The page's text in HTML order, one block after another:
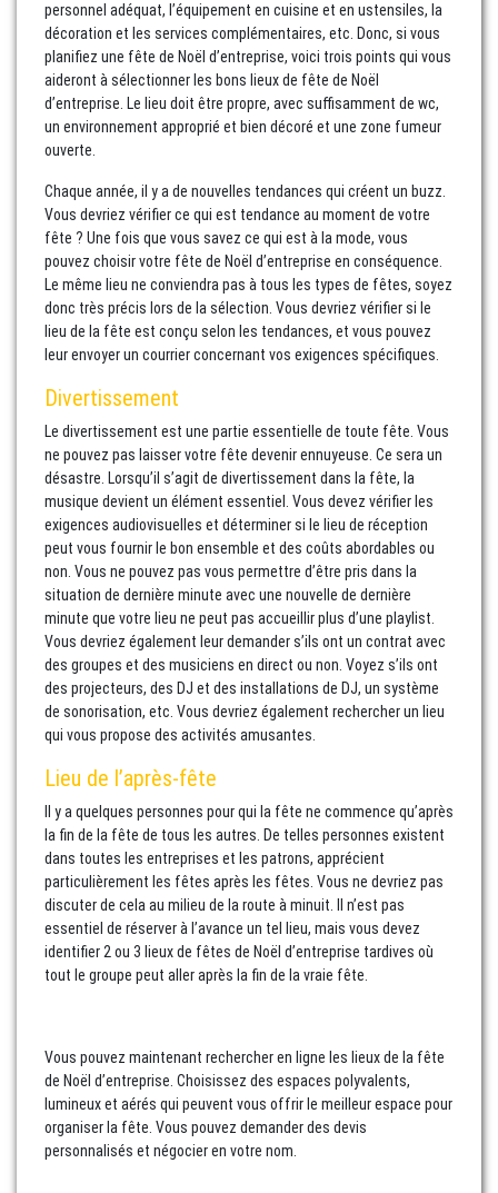
personnel adéquat, l’équipement en cuisine et en ustensiles, la
décoration et les services complémentaires, etc. Donc, si vous
planifiez une fête de Noël d’entreprise, voici trois points qui vous
aideront à sélectionner les bons lieux de fête de Noël
d’entreprise. Le lieu doit être propre, avec suffisamment de wc,
un environnement approprié et bien décoré et une zone fumeur
ouverte.
Chaque année, il y a de nouvelles tendances qui créent un buzz.
Vous devriez vérifier ce qui est tendance au moment de votre
fête ? Une fois que vous savez ce qui est à la mode, vous
pouvez choisir votre fête de Noël d’entreprise en conséquence.
Le même lieu ne conviendra pas à tous les types de fêtes, soyez
donc très précis lors de la sélection. Vous devriez vérifier si le
lieu de la fête est conçu selon les tendances, et vous pouvez
leur envoyer un courrier concernant vos exigences spécifiques.
Divertissement
Le divertissement est une partie essentielle de toute fête. Vous
ne pouvez pas laisser votre fête devenir ennuyeuse. Ce sera un
désastre. Lorsqu’il s’agit de divertissement dans la fête, la
musique devient un élément essentiel. Vous devez vérifier les
exigences audiovisuelles et déterminer si le lieu de réception
peut vous fournir le bon ensemble et des coûts abordables ou
non. Vous ne pouvez pas vous permettre d’être pris dans la
situation de dernière minute avec une nouvelle de dernière
minute que votre lieu ne peut pas accueillir plus d’une playlist.
Vous devriez également leur demander s’ils ont un contrat avec
des groupes et des musiciens en direct ou non. Voyez s’ils ont
des projecteurs, des DJ et des installations de DJ, un système
de sonorisation, etc. Vous devriez également rechercher un lieu
qui vous propose des activités amusantes.
Lieu de l’après-fête
Il y a quelques personnes pour qui la fête ne commence qu’après
la fin de la fête de tous les autres. De telles personnes existent
dans toutes les entreprises et les patrons, apprécient
particulièrement les fêtes après les fêtes. Vous ne devriez pas
discuter de cela au milieu de la route à minuit. Il n’est pas
essentiel de réserver à l’avance un tel lieu, mais vous devez
identifier 2 ou 3 lieux de fêtes de Noël d’entreprise tardives où
tout le groupe peut aller après la fin de la vraie fête.
Vous pouvez maintenant rechercher en ligne les lieux de la fête
de Noël d’entreprise. Choisissez des espaces polyvalents,
lumineux et aérés qui peuvent vous offrir le meilleur espace pour
organiser la fête. Vous pouvez demander des devis
personnalisés et négocier en votre nom.